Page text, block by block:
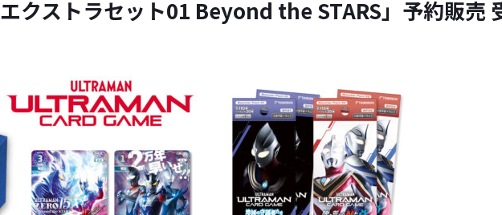
エクストラセット01 Beyond the STARS」予約販売